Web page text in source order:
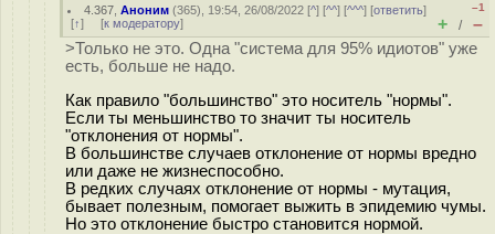
4.367 ,Аноним (365), 19:54, 26/08/2022 [^] [^^] [^^^] [ответить]
[↑] [к модератору]
–1
+ / –
>Только не это. Одна "система для 95% идиотов" уже
есть, больше не надо.
Как правило "большинство" это носитель "нормы".
Если ты меньшинство то значит ты носитель
"отклонения от нормы".
В большинстве случаев отклонение от нормы вредно
или даже не жизнеспособно.
В редких случаях отклонение от нормы - мутация,
бывает полезным, помогает выжить в эпидемию чумы.
Но это отклонение быстро становится нормой.